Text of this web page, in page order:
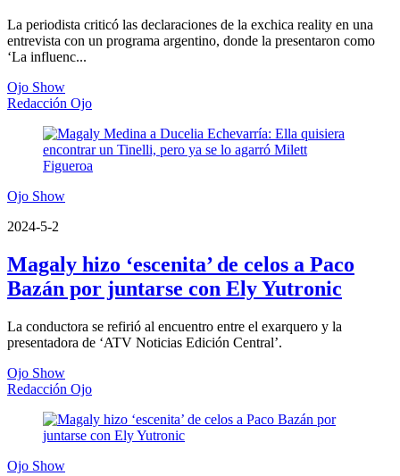
La periodista criticó las declaraciones de la exchica reality en una
entrevista con un programa argentino, donde la presentaron como
‘La influenc...
Ojo Show
Redacción Ojo
Ojo Show
2024-5-2
Magaly hizo ‘escenita’ de celos a Paco
Bazán por juntarse con Ely Yutronic
La conductora se refirió al encuentro entre el exarquero y la
presentadora de ‘ATV Noticias Edición Central’.
Ojo Show
Redacción Ojo
Ojo Show